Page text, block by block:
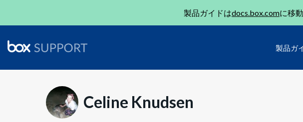
製品ガイドはdocs.box.comに移
製品ガ
Celine Knudsen